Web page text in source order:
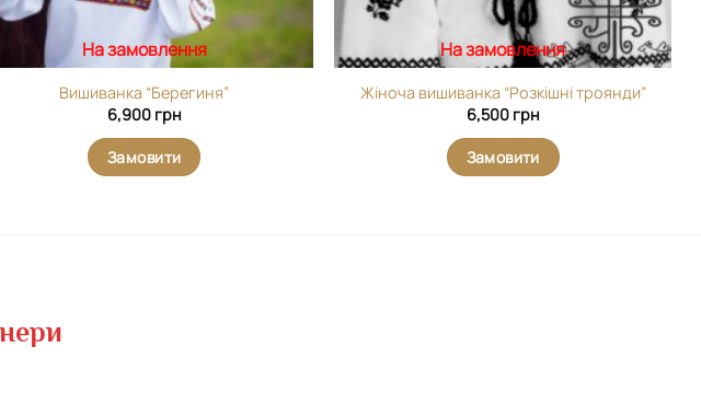
На замовлення
Вишиванка “Берегиня”
6,900 грн
Замовити
На замовлення
Жіноча вишиванка “Розкішні троянди”
6,500 грн
Замовити